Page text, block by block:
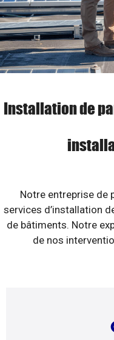
Installation de
Notre entreprise de
services d’installation
de bâtiments. Notre
de nos